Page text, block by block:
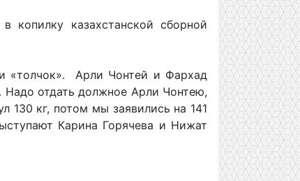
казахстанской сборной
«толчок». Арли Чонтей и Фархад
Надо отдать должное Арли Чонтею,
130 кг, потом мы заявились на 141
Карина Горячева и Нижат